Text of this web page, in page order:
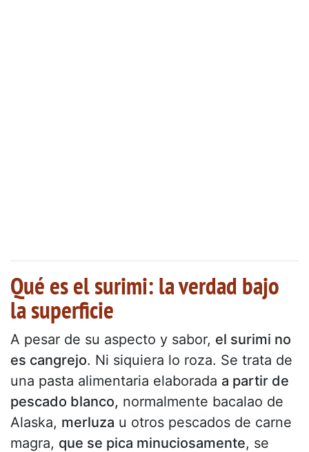
Qué es el surimi: la verdad bajo
la superficie
A pesar de su aspecto y sabor, el surimi no
es cangrejo. Ni siquiera lo roza. Se trata de
una pasta alimentaria elaborada a partir de
pescado blanco, normalmente bacalao de
Alaska, merluza u otros pescados de carne
magra, que se pica minuciosamente, se